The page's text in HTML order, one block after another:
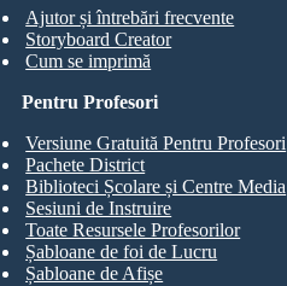
Ajutor și întrebări frecvente
Storyboard Creator
Cum se imprimă
Pentru Profesori
Versiune Gratuită Pentru Profesori
Pachete District
Biblioteci Școlare și Centre Media
Sesiuni de Instruire
Toate Resursele Profesorilor
Șabloane de foi de Lucru
Șabloane de Afișe